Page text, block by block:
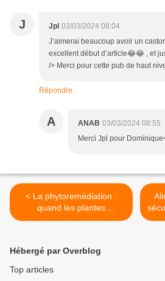
J Jpl 03/03/2024 08:04
J’aimerai beaucoup avoir un
excellent début d’article😂😂 , et
/> Merci pour cette pub de haut
Répondre
A ANAB 03/03/2024 08:55
Merci Jpl pour
< La phytoremédiation :
quand les plantes
dépolluent les sols
Hébergé par Overblog
Top articles